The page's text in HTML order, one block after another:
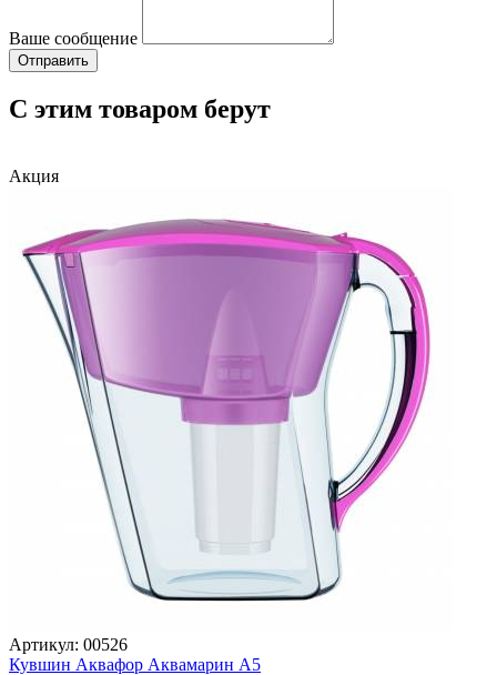
Ваше сообщение
С этим товаром берут
Акция
Артикул: 00526
Кувшин Аквафор Аквамарин A5